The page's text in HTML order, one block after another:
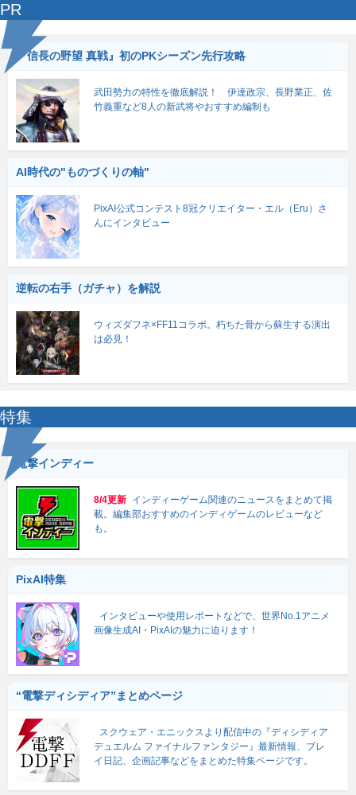
PR
『信長の野望 真戦』初のPKシーズン先行攻略
武田勢力の特性を徹底解説！ 伊達政宗、長野業正、佐
竹義重など8人の新武将やおすすめ編制も
AI時代の"ものづくりの軸"
PixAI公式コンテスト8冠クリエイター・エル（Eru）さ
んにインタビュー
逆転の右手（ガチャ）を解説
ウィズダフネ×FF11コラボ。朽ちた骨から蘇生する演出
は必見！
特集
電撃インディー
8/4更新 インディーゲーム関連のニュースをまとめて掲
載。編集部おすすめのインディゲームのレビューなど
も。
PixAI特集
インタビューや使用レポートなどで、世界No.1アニメ
画像生成AI・PixAIの魅力に迫ります！
“電撃ディシディア”まとめページ
スクウェア・エニックスより配信中の『ディシディア
デュエルム ファイナルファンタジー』最新情報、プレ
イ日記、企画記事などをまとめた特集ページです。